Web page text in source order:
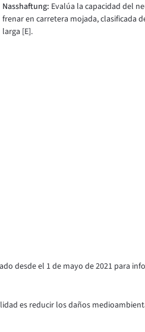
Nasshaftung: Evalúa la capacidad del
frenar en carretera mojada, clasificada
larga [E].
desde el 1 de mayo de 2021 para
es reducir los daños